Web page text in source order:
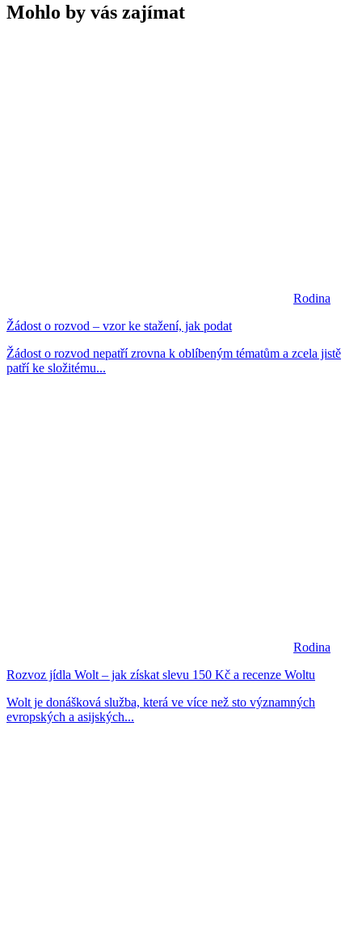
Mohlo by vás zajímat
Rodina
Žádost o rozvod – vzor ke stažení, jak podat
Žádost o rozvod nepatří zrovna k oblíbeným tématům a zcela jistě
patří ke složitému...
Rodina
Rozvoz jídla Wolt – jak získat slevu 150 Kč a recenze Woltu
Wolt je donášková služba, která ve více než sto významných
evropských a asijských...